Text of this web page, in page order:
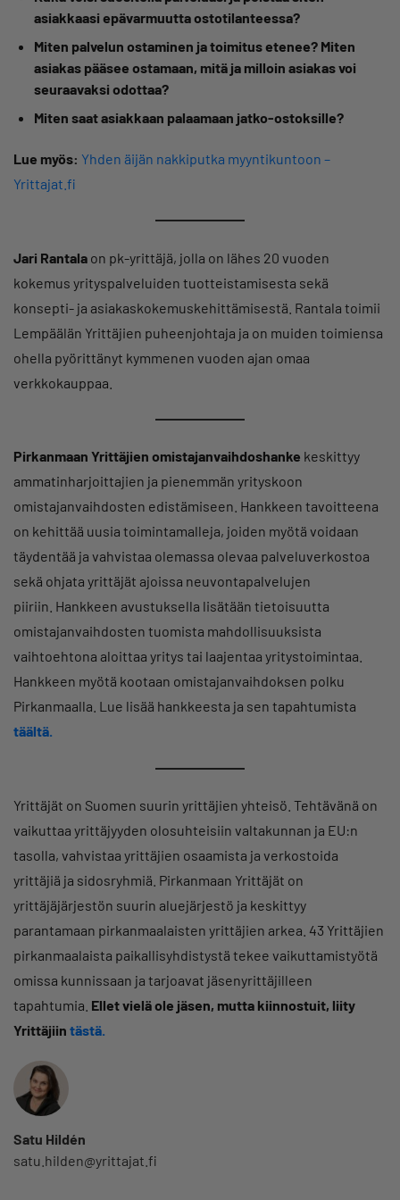
asiakkaasi epävarmuutta ostotilanteessa?
Miten palvelun ostaminen ja toimitus etenee? Miten
asiakas pääsee ostamaan, mitä ja milloin asiakas voi
seuraavaksi odottaa?
Miten saat asiakkaan palaamaan jatko-ostoksille?
Lue myös: Yhden äijän nakkiputka myyntikuntoon –
Yrittajat.fi
Jari Rantala on pk-yrittäjä, jolla on lähes 20 vuoden
kokemus yrityspalveluiden tuotteistamisesta sekä
konsepti- ja asiakaskokemuskehittämisestä. Rantala toimii
Lempäälän Yrittäjien puheenjohtaja ja on muiden toimiensa
ohella pyörittänyt kymmenen vuoden ajan omaa
verkkokauppaa.
Pirkanmaan Yrittäjien omistajanvaihdoshanke keskittyy
ammatinharjoittajien ja pienemmän yrityskoon
omistajanvaihdosten edistämiseen. Hankkeen tavoitteena
on kehittää uusia toimintamalleja, joiden myötä voidaan
täydentää ja vahvistaa olemassa olevaa palveluverkostoa
sekä ohjata yrittäjät ajoissa neuvontapalvelujen
piiriin. Hankkeen avustuksella lisätään tietoisuutta
omistajanvaihdosten tuomista mahdollisuuksista
vaihtoehtona aloittaa yritys tai laajentaa yritystoimintaa.
Hankkeen myötä kootaan omistajanvaihdoksen polku
Pirkanmaalla. Lue lisää hankkeesta ja sen tapahtumista
täältä.
Yrittäjät on Suomen suurin yrittäjien yhteisö. Tehtävänä on
vaikuttaa yrittäjyyden olosuhteisiin valtakunnan ja EU:n
tasolla, vahvistaa yrittäjien osaamista ja verkostoida
yrittäjiä ja sidosryhmiä. Pirkanmaan Yrittäjät on
yrittäjäjärjestön suurin aluejärjestö ja keskittyy
parantamaan pirkanmaalaisten yrittäjien arkea. 43 Yrittäjien
pirkanmaalaista paikallisyhdistystä tekee vaikuttamistyötä
omissa kunnissaan ja tarjoavat jäsenyrittäjilleen
tapahtumia. Ellet vielä ole jäsen, mutta kiinnostuit, liity
Yrittäjiin tästä.
Satu Hildén
satu.hilden@yrittajat.fi